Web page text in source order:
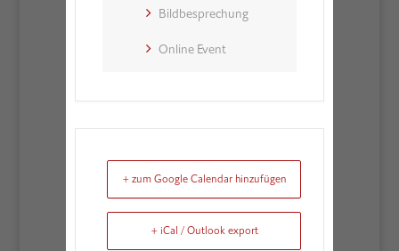
Bildbesprechung
Online Event
+ zum Google Calendar hinzufügen
+ iCal / Outlook export